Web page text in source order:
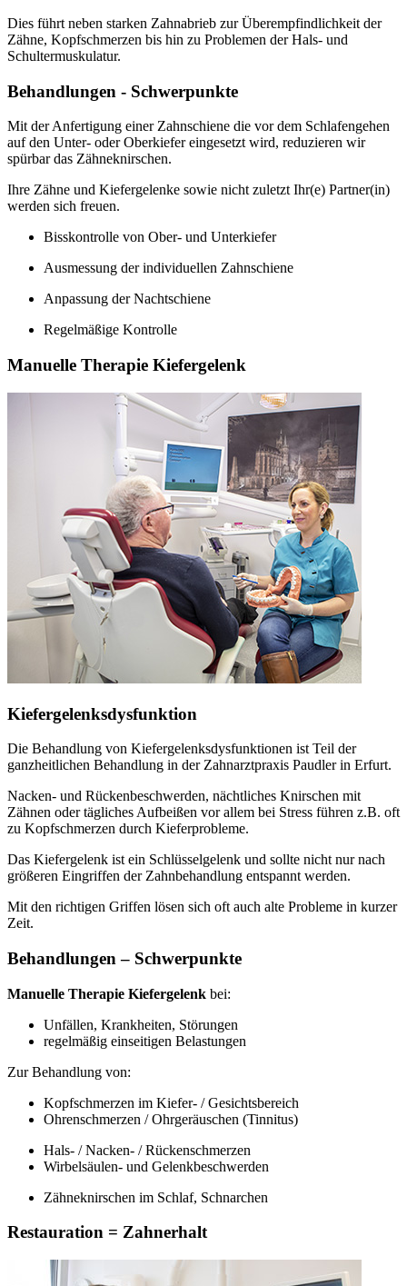
Dies führt neben starken Zahnabrieb zur Überempfindlichkeit der
Zähne, Kopfschmerzen bis hin zu Problemen der Hals- und
Schultermuskulatur.
Behandlungen - Schwerpunkte
Mit der Anfertigung einer Zahnschiene die vor dem Schlafengehen
auf den Unter- oder Oberkiefer eingesetzt wird, reduzieren wir
spürbar das Zähneknirschen.
Ihre Zähne und Kiefergelenke sowie nicht zuletzt Ihr(e) Partner(in)
werden sich freuen.
Bisskontrolle von Ober- und Unterkiefer
Ausmessung der individuellen Zahnschiene
Anpassung der Nachtschiene
Regelmäßige Kontrolle
Manuelle Therapie Kiefergelenk
Kiefergelenksdysfunktion
Die Behandlung von Kiefergelenksdysfunktionen ist Teil der
ganzheitlichen Behandlung in der Zahnarztpraxis Paudler in Erfurt.
Nacken- und Rückenbeschwerden, nächtliches Knirschen mit
Zähnen oder tägliches Aufbeißen vor allem bei Stress führen z.B. oft
zu Kopfschmerzen durch Kieferprobleme.
Das Kiefergelenk ist ein Schlüsselgelenk und sollte nicht nur nach
größeren Eingriffen der Zahnbehandlung entspannt werden.
Mit den richtigen Griffen lösen sich oft auch alte Probleme in kurzer
Zeit.
Behandlungen – Schwerpunkte
Manuelle Therapie Kiefergelenk bei:
Unfällen, Krankheiten, Störungen
regelmäßig einseitigen Belastungen
Zur Behandlung von:
Kopfschmerzen im Kiefer- / Gesichtsbereich
Ohrenschmerzen / Ohrgeräuschen (Tinnitus)
Hals- / Nacken- / Rückenschmerzen
Wirbelsäulen- und Gelenkbeschwerden
Zähneknirschen im Schlaf, Schnarchen
Restauration = Zahnerhalt